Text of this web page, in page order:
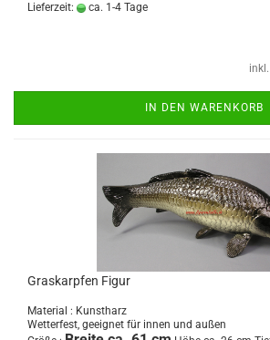
Lieferzeit: ca. 1-4 Tage
IN DEN WARENKORB
Graskarpfen Figur
Material : Kunstharz
Wetterfest, geeignet für innen und außen